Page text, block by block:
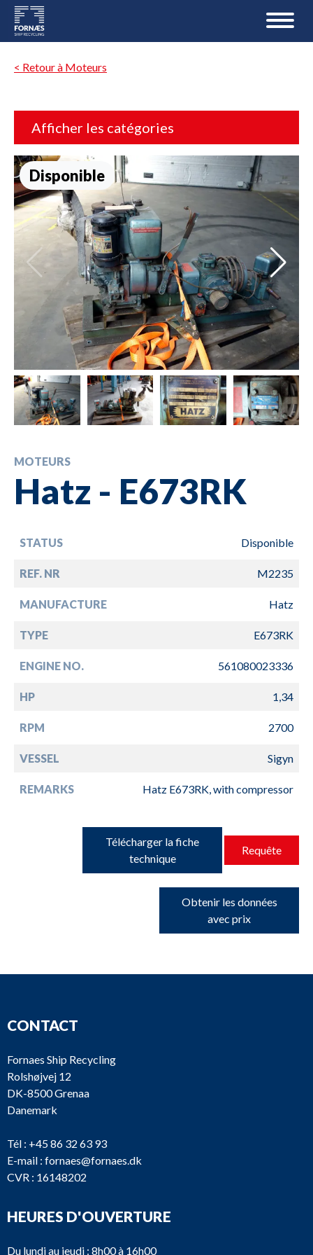
< Retour à Moteurs
Afficher les catégories
Disponible
MOTEURS
Hatz - E673RK
STATUS Disponible
REF. NR M2235
MANUFACTURE Hatz
TYPE E673RK
ENGINE NO. 561080023336
HP 1,34
RPM 2700
VESSEL Sigyn
REMARKS Hatz E673RK, with compressor
Télécharger la fiche
technique
Requête
Obtenir les données
avec prix
CONTACT
Fornaes Ship Recycling
Rolshøjvej 12
DK-8500 Grenaa
Danemark
Tél : +45 86 32 63 93
E-mail : fornaes@fornaes.dk
CVR : 16148202
HEURES D'OUVERTURE
Du lundi au jeudi : 8h00 à 16h00